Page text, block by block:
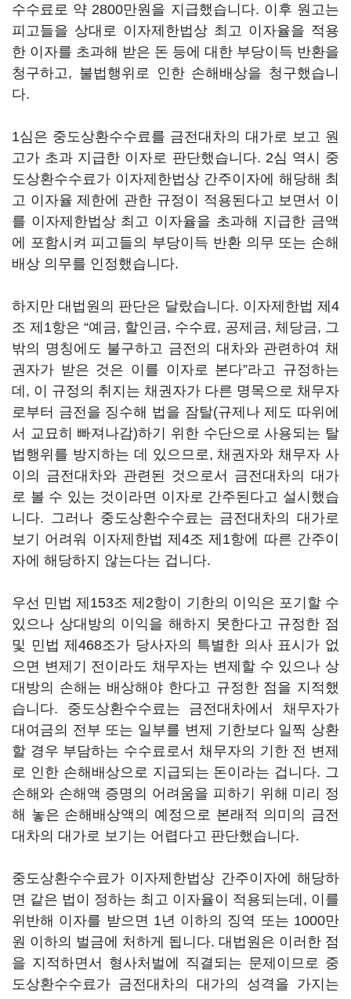
수수료로 약 2800만원을 지급했습니다. 이후 원고는
피고들을 상대로 이자제한법상 최고 이자율을 적용
한 이자를 초과해 받은 돈 등에 대한 부당이득 반환을
청구하고, 불법행위로 인한 손해배상을 청구했습니
다.
1심은 중도상환수수료를 금전대차의 대가로 보고 원
고가 초과 지급한 이자로 판단했습니다. 2심 역시 중
도상환수수료가 이자제한법상 간주이자에 해당해 최
고 이자율 제한에 관한 규정이 적용된다고 보면서 이
를 이자제한법상 최고 이자율을 초과해 지급한 금액
에 포함시켜 피고들의 부당이득 반환 의무 또는 손해
배상 의무를 인정했습니다.
하지만 대법원의 판단은 달랐습니다. 이자제한법 제4
조 제1항은 “예금, 할인금, 수수료, 공제금, 체당금, 그
밖의 명칭에도 불구하고 금전의 대차와 관련하여 채
권자가 받은 것은 이를 이자로 본다”라고 규정하는
데, 이 규정의 취지는 채권자가 다른 명목으로 채무자
로부터 금전을 징수해 법을 잠탈(규제나 제도 따위에
서 교묘히 빠져나감)하기 위한 수단으로 사용되는 탈
법행위를 방지하는 데 있으므로, 채권자와 채무자 사
이의 금전대차와 관련된 것으로서 금전대차의 대가
로 볼 수 있는 것이라면 이자로 간주된다고 설시했습
니다. 그러나 중도상환수수료는 금전대차의 대가로
보기 어려워 이자제한법 제4조 제1항에 따른 간주이
자에 해당하지 않는다는 겁니다.
우선 민법 제153조 제2항이 기한의 이익은 포기할 수
있으나 상대방의 이익을 해하지 못한다고 규정한 점
및 민법 제468조가 당사자의 특별한 의사 표시가 없
으면 변제기 전이라도 채무자는 변제할 수 있으나 상
대방의 손해는 배상해야 한다고 규정한 점을 지적했
습니다. 중도상환수수료는 금전대차에서 채무자가
대여금의 전부 또는 일부를 변제 기한보다 일찍 상환
할 경우 부담하는 수수료로서 채무자의 기한 전 변제
로 인한 손해배상으로 지급되는 돈이라는 겁니다. 그
손해와 손해액 증명의 어려움을 피하기 위해 미리 정
해 놓은 손해배상액의 예정으로 본래적 의미의 금전
대차의 대가로 보기는 어렵다고 판단했습니다.
중도상환수수료가 이자제한법상 간주이자에 해당하
면 같은 법이 정하는 최고 이자율이 적용되는데, 이를
위반해 이자를 받으면 1년 이하의 징역 또는 1000만
원 이하의 벌금에 처하게 됩니다. 대법원은 이러한 점
을 지적하면서 형사처벌에 직결되는 문제이므로 중
도상환수수료가 금전대차의 대가의 성격을 가지는